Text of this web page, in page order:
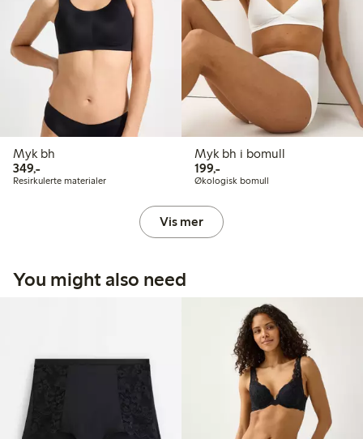
Myk bh
349,-349,00 kr
Resirkulerte materialer
Myk bh i bomull
199,-199,00 kr
Økologisk bomull
Vis mer
You might also need